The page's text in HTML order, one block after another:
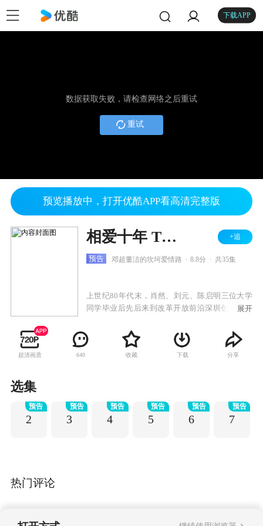
下载APP
数据获取失败，请检查网络之后重试
重试
预览播放中，打开优酷APP看高清完整版
相爱十年 TV版 +追
预告 邓超董洁的坎坷爱情路 8.8分 共35集
上世纪80年代末，肖然、刘元、陈启明三位大学
同学毕业后先后来到改革开放前沿深圳创业。出
元发现了肖然跟韩灵的恋爱关系后狠狠地奚落了
肖然，二人产生矛盾。肖然发誓要让韩灵过上富
足的生活，他在商场上几经沉浮，终于站住了
这并不能让自己快乐起来，于是决定重新规划自
己的人生，学会了珍惜和善待身边的每一个人。
展开
超清画质 640 收藏 下载 分享
选集
2
预告
3
预告
4
预告
5
预告
6
预告
7
预告
热门评论